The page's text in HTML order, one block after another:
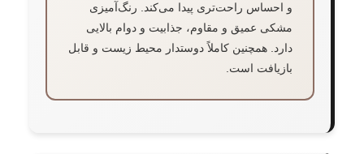
و احساس راحت‌تری پیدا می‌کند. رنگ‌آمیزی
مشکی عمیق و مقاوم، جذابیت و دوام بالایی
دارد. همچنین کاملاً دوستدار محیط زیست و قابل
بازیافت است.